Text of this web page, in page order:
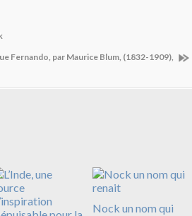
Fernando, par Maurice Blum, (1832-1909),
Nock un nom qui